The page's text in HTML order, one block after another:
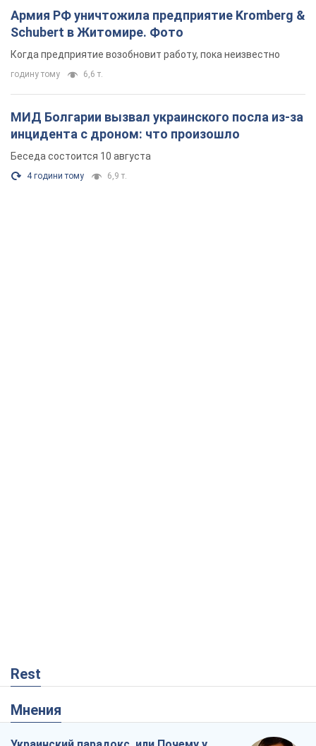
Армия РФ уничтожила предприятие Kromberg &
Schubert в Житомире. Фото
Когда предприятие возобновит работу, пока неизвестно
годину тому 6,6 т.
МИД Болгарии вызвал украинского посла из-за
инцидента с дроном: что произошло
Беседа состоится 10 августа
4 години тому 6,9 т.
Rest
Мнения